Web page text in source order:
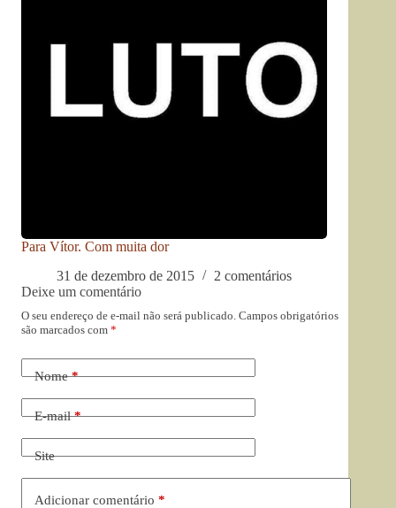
Para Vítor. Com muita dor
31 de dezembro de 2015
2 comentários
Deixe um comentário
O seu endereço de e-mail não será publicado. Campos obrigatórios
são marcados com *
Nome*
E-mail*
Site
Adicionar comentário *